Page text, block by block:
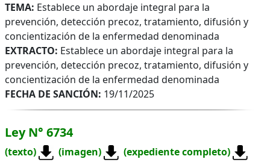
TEMA: Establece un abordaje integral para la
prevención, detección precoz, tratamiento, difusión y
concientización de la enfermedad denominada
EXTRACTO: Establece un abordaje integral para la
prevención, detección precoz, tratamiento, difusión y
concientización de la enfermedad denominada
FECHA DE SANCIÓN: 19/11/2025
Ley N° 6734
(texto) (imagen)
(expediente completo)